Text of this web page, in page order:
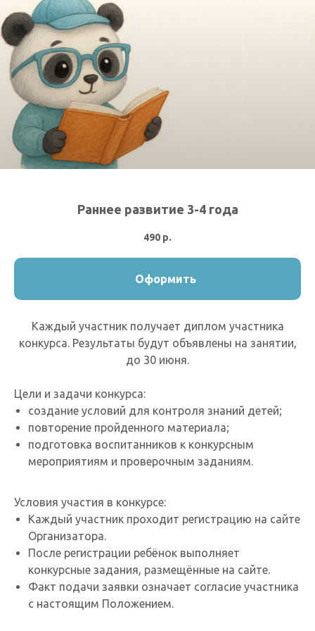
Раннее развитие 3-4 года
490 р.
Оформить
Каждый участник получает диплом участника
конкурса. Результаты будут объявлены на занятии,
до 30 июня.
Цели и задачи конкурса:
создание условий для контроля знаний детей;
повторение пройденного материала;
подготовка воспитанников к конкурсным
мероприятиям и проверочным заданиям.
Условия участия в конкурсе:
Каждый участник проходит регистрацию на сайте
Организатора.
После регистрации ребёнок выполняет
конкурсные задания, размещённые на сайте.
Факт подачи заявки означает согласие участника
с настоящим Положением.